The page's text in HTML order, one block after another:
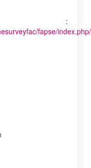
:
fapse/